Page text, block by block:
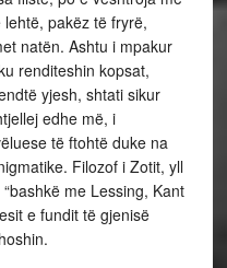
pakëz të fryrë,
natën. Ashtu i mpakur
renditeshin kopsat,
yjesh, shtati sikur
edhe më, i
të ftohtë duke na
Filozof i Zotit, yll
me Lessing, Kant
e fundit të gjenisë